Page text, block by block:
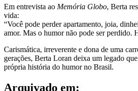
Em entrevista ao Memória Globo, Berta
vida:
“Você pode perder apartamento, joia,
amor. Mas o humor não pode ser perdido.
Carismática, irreverente e dona de uma
gerações, Berta Loran deixa um legado
própria história do humor no Brasil.
Arquivado em: